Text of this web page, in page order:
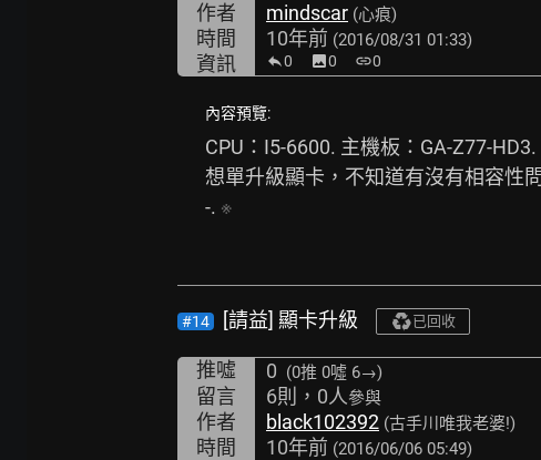
作者 mindscar (心痕)
時間 10年前 (2016/08/31 01:33)
資訊 0 image0 link0
內容預覽:
CPU：I5-6600. 主機板：GA-Z77-
想單升級顯卡，不知道有沒有相容性
-. ※
#14 [請益] 顯卡升級 已回收
推噓 0 (0推 0噓 6→)
留言 6則，0人參與
作者 black102392 (古手川唯我老婆!)
時間 10年前 (2016/06/06 05:49)